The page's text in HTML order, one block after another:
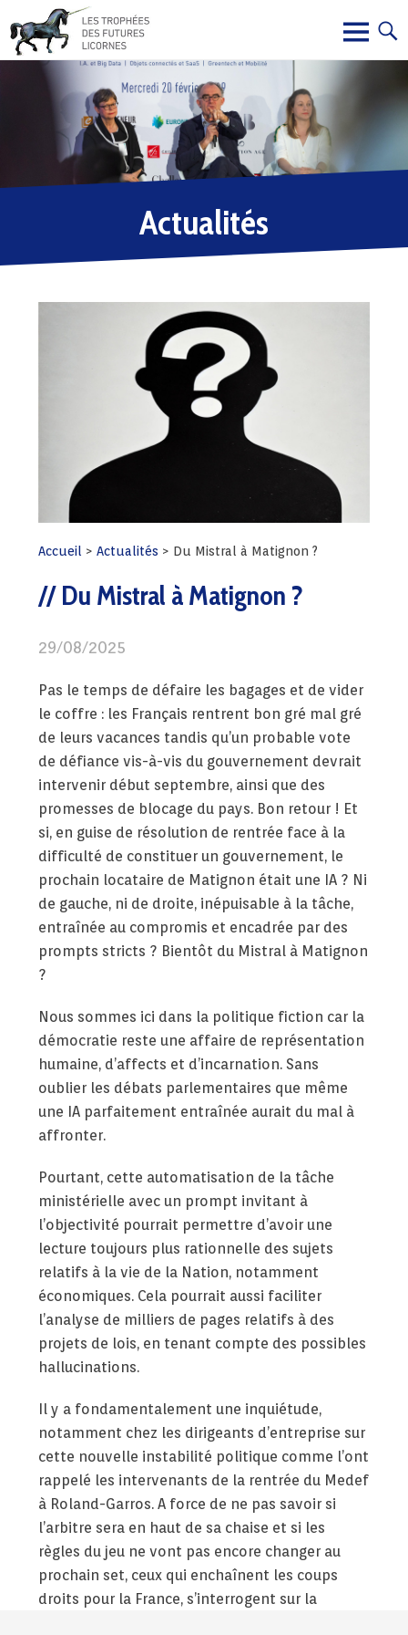
Actualités
Accueil >Actualités > Du Mistral à Matignon ?
Du Mistral à Matignon ?
29/08/2025
Pas le temps de défaire les bagages et de vider
le coffre : les Français rentrent bon gré mal gré
de leurs vacances tandis qu’un probable vote
de défiance vis-à-vis du gouvernement devrait
intervenir début septembre, ainsi que des
promesses de blocage du pays. Bon retour ! Et
si, en guise de résolution de rentrée face à la
difficulté de constituer un gouvernement, le
prochain locataire de Matignon était une IA ? Ni
de gauche, ni de droite, inépuisable à la tâche,
entraînée au compromis et encadrée par des
prompts stricts ? Bientôt du Mistral à Matignon
?
Nous sommes ici dans la politique fiction car la
démocratie reste une affaire de représentation
humaine, d’affects et d’incarnation. Sans
oublier les débats parlementaires que même
une IA parfaitement entraînée aurait du mal à
affronter.
Pourtant, cette automatisation de la tâche
ministérielle avec un prompt invitant à
l’objectivité pourrait permettre d’avoir une
lecture toujours plus rationnelle des sujets
relatifs à la vie de la Nation, notamment
économiques. Cela pourrait aussi faciliter
l’analyse de milliers de pages relatifs à des
projets de lois, en tenant compte des possibles
hallucinations.
Il y a fondamentalement une inquiétude,
notamment chez les dirigeants d’entreprise sur
cette nouvelle instabilité politique comme l’ont
rappelé les intervenants de la rentrée du Medef
à Roland-Garros. A force de ne pas savoir si
l’arbitre sera en haut de sa chaise et si les
règles du jeu ne vont pas encore changer au
prochain set, ceux qui enchaînent les coups
droits pour la France, s’interrogent sur la